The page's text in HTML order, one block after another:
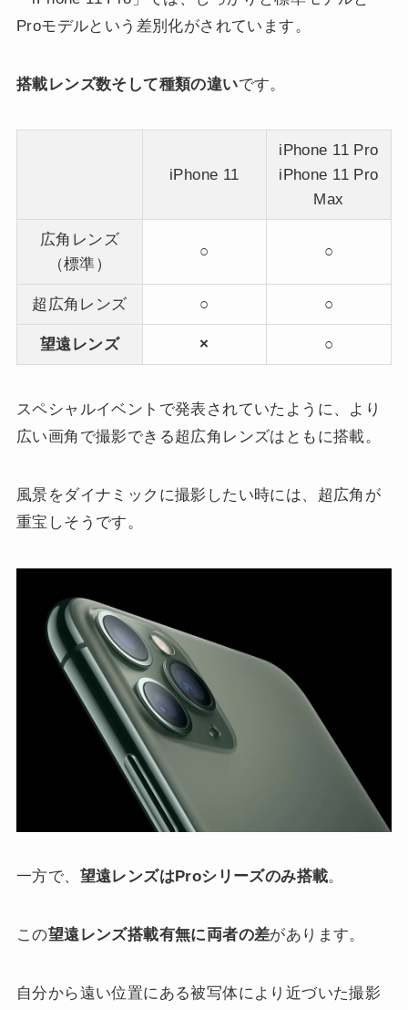
Proモデルという差別化がされています。
搭載レンズ数そして種類の違いです。
iPhone 11
iPhone 11 Pro
iPhone 11 Pro
Max
広角レンズ
（標準）
○ ○
超広角レンズ ○ ○
望遠レンズ × ○
スペシャルイベントで発表されていたように、より
広い画角で撮影できる超広角レンズはともに搭載。
風景をダイナミックに撮影したい時には、超広角が
重宝しそうです。
一方で、 望遠レンズはProシリーズのみ搭載。
この望遠レンズ搭載有無に両者の差があります。
自分から遠い位置にある被写体により近づいた撮影